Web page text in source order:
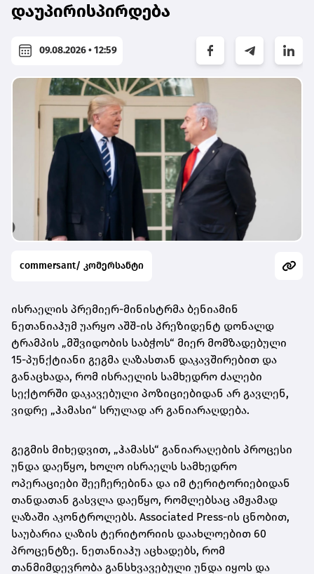
დაუპირისპირდება
09.08.2026 • 12:59
commersant/ კომერსანტი
ისრაელის პრემიერ-მინისტრმა ბენიამინ
ნეთანიაჰუმ უარყო აშშ-ის პრეზიდენტ დონალდ
ტრამპის „მშვიდობის საბჭოს“ მიერ მომზადებული
15-პუნქტიანი გეგმა ღაზასთან დაკავშირებით და
განაცხადა, რომ ისრაელის სამხედრო ძალები
სექტორში დაკავებული პოზიციებიდან არ გავლენ,
ვიდრე „ჰამასი“ სრულად არ განიარაღდება.
გეგმის მიხედვით, „ჰამასს“ განიარაღების პროცესი
უნდა დაეწყო, ხოლო ისრაელს სამხედრო
ოპერაციები შეეჩერებინა და იმ ტერიტორიებიდან
თანდათან გასვლა დაეწყო, რომლებსაც ამჟამად
ღაზაში აკონტროლებს. Associated Press-ის ცნობით,
საუბარია ღაზის ტერიტორიის დაახლოებით 60
პროცენტზე. ნეთანიაჰუ აცხადებს, რომ
თანმიმდევრობა განსხვავებული უნდა იყოს და